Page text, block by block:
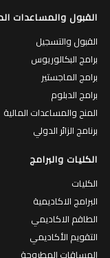
القبول والمساعدات
القبول والتسجيل
برامج البكالوريوس
برامج الماجستير
برامج الدبلوم
المنح والمساعدات المالية
برنامج الزائر الدولي
الكليات والبرامج
الكليات
البرامج الاكاديمية
الطاقم الاكاديمي
التقويم الأكاديمي
المساقات المطروحة